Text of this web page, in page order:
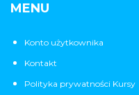
MENU
Konto użytkownika
Kontakt
Polityka prywatności Kursy